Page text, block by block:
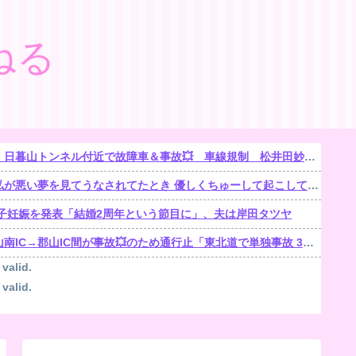
る
近で故障車＆事故💥 車線規制 松井田妙義IC〜佐久平IC 渋滞距離 10.0km 通過時間 50 分
夢を見てうなされてたとき 優しくちゅーして起こしてくれた。【再】
娠を発表「結婚2周年という節目に」、夫は岸田タツヤ
IC間が事故💥のため通行止「東北道で単独事故 3人がけが1人が心肺停止」
valid.
valid.